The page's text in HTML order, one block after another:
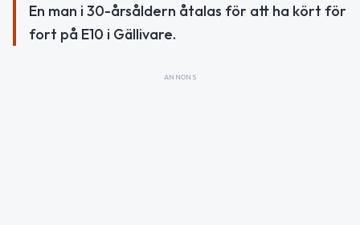
En man i 30-årsåldern åtalas för att ha kört för
fort på E10 i Gällivare.
ANNONS